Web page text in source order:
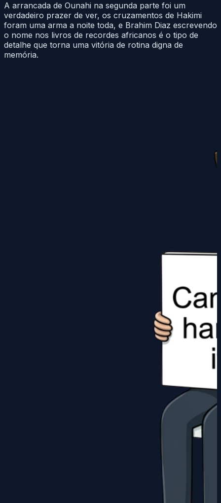
A arrancada de Ounahi na segunda parte foi um
verdadeiro prazer de ver, os cruzamentos de Hakimi
foram uma arma a noite toda, e Brahim Diaz escrevendo
o nome nos livros de recordes africanos é o tipo de
detalhe que torna uma vitória de rotina digna de
memória.